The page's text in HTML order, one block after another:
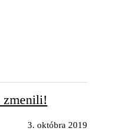
zmenili!
3. októbra 2019